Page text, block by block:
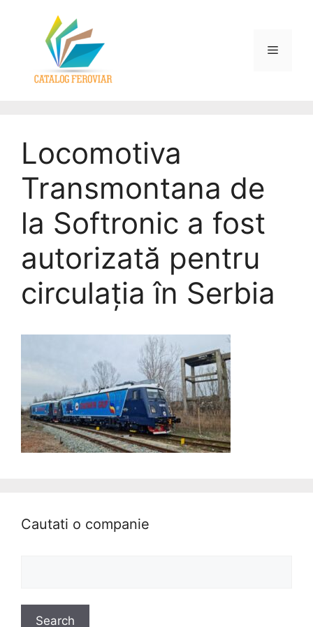
Locomotiva
Transmontana de
la Softronic a fost
autorizată pentru
circulația în Serbia
Cautati o companie